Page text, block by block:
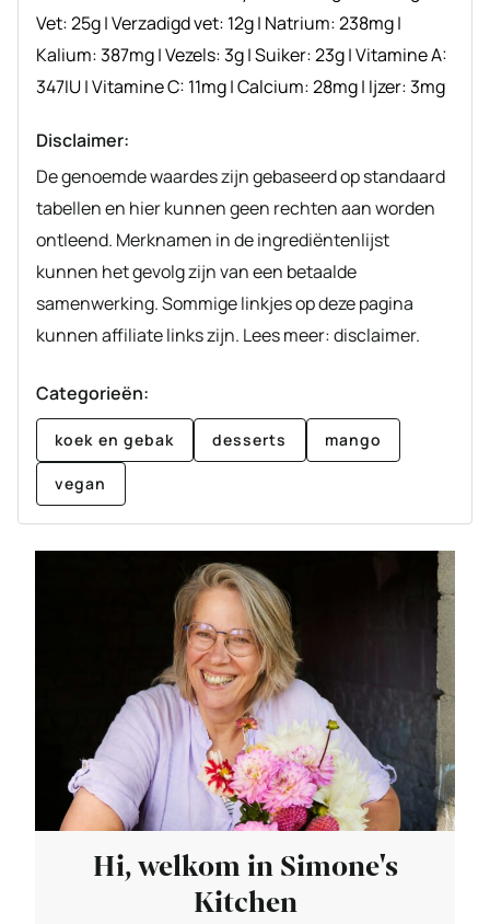
Vet:25g|Verzadigd vet: 12g| Natrium:238mg|
Kalium:387mg|Vezels:3g|Suiker:23g|Vitamine A:
347IU|Vitamine C: 11mg|Calcium:28mg| Ijzer:3mg
Disclaimer:
De genoemde waardes zijn gebaseerd op standaard
tabellen en hier kunnen geen rechten aan worden
ontleend. Merknamen in de ingrediëntenlijst
kunnen het gevolg zijn van een betaalde
samenwerking. Sommige linkjes op deze pagina
kunnen affiliate links zijn. Lees meer: disclaimer.
Categorieën:
koek en gebak desserts mango
vegan
Hi, welkom in Simone's
Kitchen